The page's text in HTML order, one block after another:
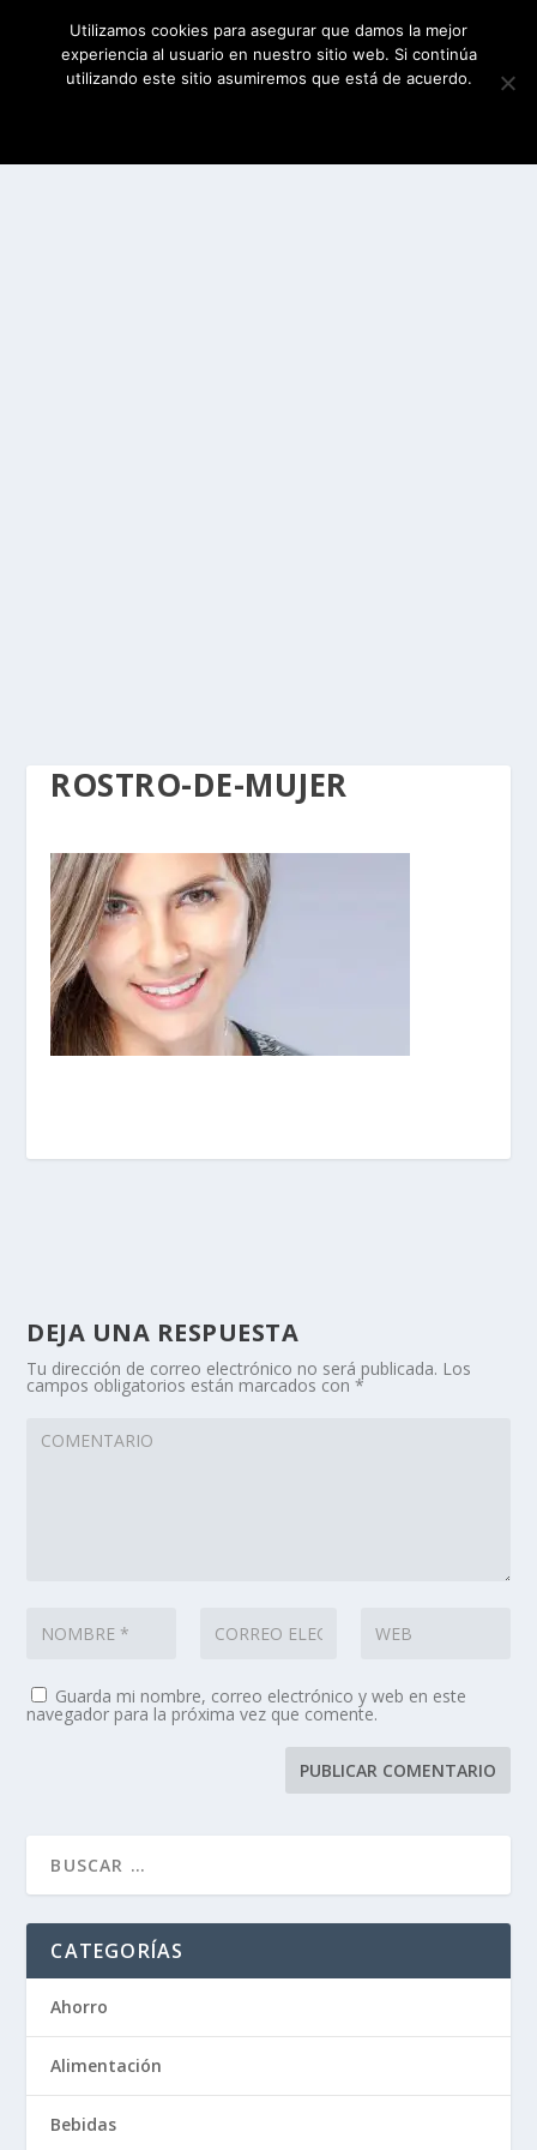
ROSTRO-DE-MUJER
DEJA UNA RESPUESTA
Tu dirección de correo electrónico no será publicada. Los
campos obligatorios están marcados con*
Guarda mi nombre, correo electrónico y web en este
navegador para la próxima vez que comente.
CATEGORÍAS
Ahorro
Alimentación
Bebidas
Utilizamos cookies para asegurar que damos la mejor
experiencia al usuario en nuestro sitio web. Si continúa
utilizando este sitio asumiremos que está de acuerdo.